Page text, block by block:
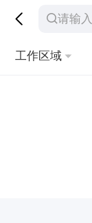
工作区域